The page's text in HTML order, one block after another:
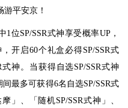
游平安京！
位SP/SSR式神享受概率UP，
开启60个礼盒必得SP/SSR式
神。当获得自选SP/SSR式神
最多可获得6名自选SP/SSR式
」、「随机SP/SSR式神」、